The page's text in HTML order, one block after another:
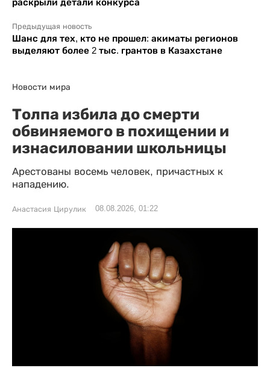
Предыдущая новость
Шанс для тех, кто не прошел: акиматы регионов
выделяют более 2 тыс. грантов в Казахстане
Новости мира
Толпа избила до смерти
обвиняемого в похищении и
изнасиловании школьницы
Арестованы восемь человек, причастных к
нападению.
Анастасия Цирулик 08.08.2026, 01:22